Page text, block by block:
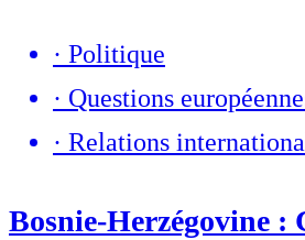
· Politique
· Questions
· Relations
Bosnie-Herzégovine :